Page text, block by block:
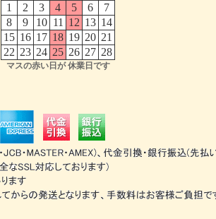
1
2 3 4 5 6
7
8
9 10 11 12 13 14
15 16 17 18 19 20 21
22 23 24 25 26 27 28
マスの赤い日が 休業日です